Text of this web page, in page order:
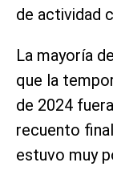
de actividad
La mayoría
que la
de 2024
recuento
estuvo muy